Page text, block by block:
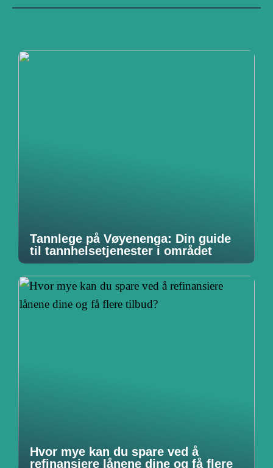
Tannlege på Vøyenenga: Din guide
til tannhelsetjenester i området
Hvor mye kan du spare ved å
refinansiere lånene dine og få flere